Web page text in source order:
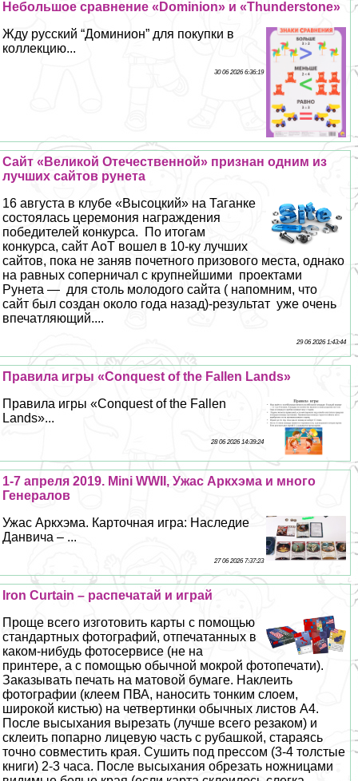
Небольшое сравнение «Dominion» и «Thunderstone»
Жду русский “Доминион” для покупки в
коллекцию...
30 06 2026 6:36:19
Сайт «Великой Отечественной» признан одним из
лучших сайтов рунета
16 августа в клубе «Высоцкий» на Таганке
состоялась церемония награждения
победителей конкурса. По итогам
конкурса, сайт АоТ вошел в 10-ку лучших
сайтов, пока не заняв почетного призового места, однако
на равных соперничал с крупнейшими проектами
Рунета — для столь молодого сайта ( напомним, что
сайт был создан около года назад)-результат уже очень
впечатляющий....
29 06 2026 1:43:44
Правила игры «Conquest of the Fallen Lands»
Правила игры «Conquest of the Fallen
Lands»...
28 06 2026 14:39:24
1-7 апреля 2019. Mini WWII, Ужас Аркхэма и много
Генералов
Ужас Аркхэма. Карточная игра: Наследие
Данвича – ...
27 06 2026 7:37:23
Iron Curtain – распечатай и играй
Проще всего изготовить карты с помощью
стандартных фотографий, отпечатанных в
каком-нибудь фотосервисе (не на
принтере, а с помощью обычной мокрой фотопечати).
Заказывать печать на матовой бумаге. Наклеить
фотографии (клеем ПВА, наносить тонким слоем,
широкой кистью) на четвертинки обычных листов А4.
После высыхания вырезать (лучше всего резаком) и
склеить попарно лицевую часть с рубашкой, стараясь
точно совместить края. Сушить под прессом (3-4 толстые
книги) 2-3 часа. После высыхания обрезать ножницами